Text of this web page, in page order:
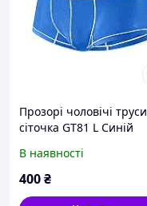
Прозорі чоловічі труси
сіточка GT81 L Синій
В наявності
400₴